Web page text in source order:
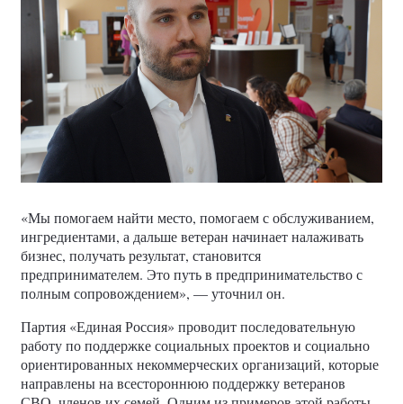
«Мы помогаем найти место, помогаем с обслуживанием,
ингредиентами, а дальше ветеран начинает налаживать
бизнес, получать результат, становится
предпринимателем. Это путь в предпринимательство с
полным сопровождением», — уточнил он.
Партия «Единая Россия» проводит последовательную
работу по поддержке социальных проектов и социально
ориентированных некоммерческих организаций, которые
направлены на всестороннюю поддержку ветеранов